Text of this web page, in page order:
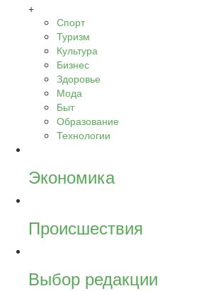
+
Спорт
Туризм
Культура
Бизнес
Здоровье
Мода
Быт
Образование
Технологии
Экономика
Происшествия
Выбор редакции